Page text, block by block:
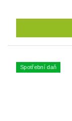
Spotřební daň